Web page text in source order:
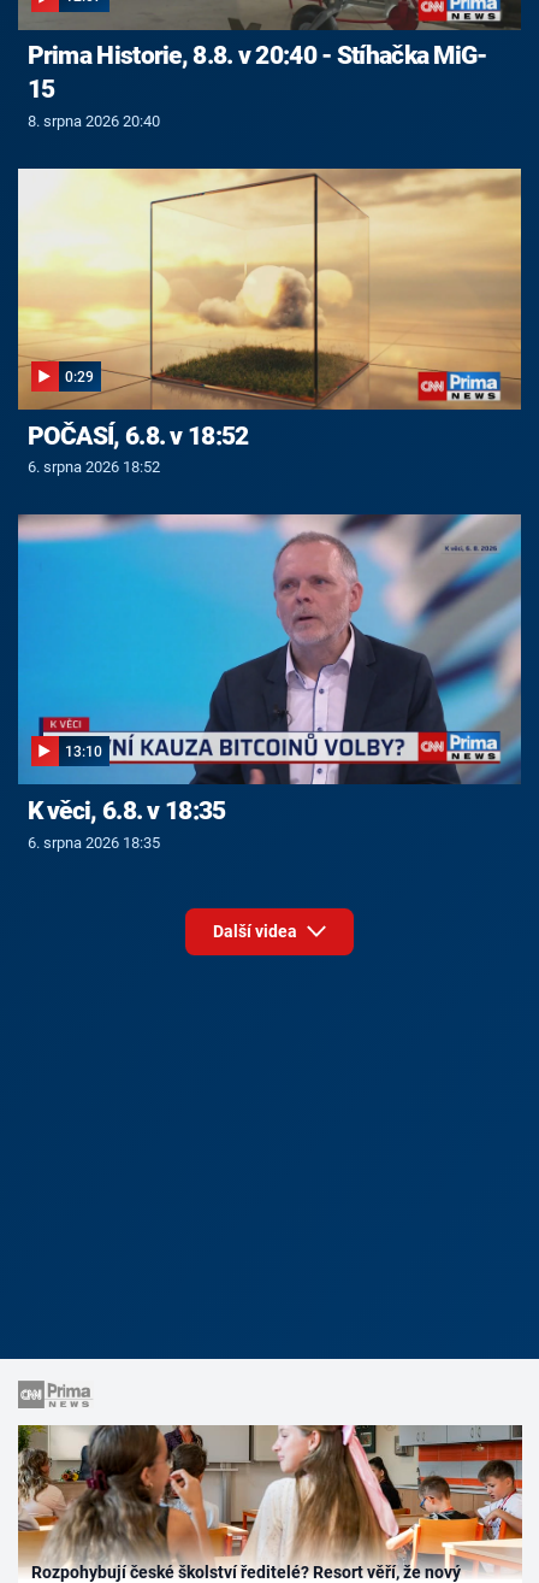
Prima Historie, 8.8. v 20:40 - Stíhačka MiG-
15
8. srpna 2026 20:40
0:29
POČASÍ, 6.8. v 18:52
6. srpna 2026 18:52
13:10
K věci, 6.8. v 18:35
6. srpna 2026 18:35
Další videa
Rozpohybují české školství ředitelé? Resort věří, že nový